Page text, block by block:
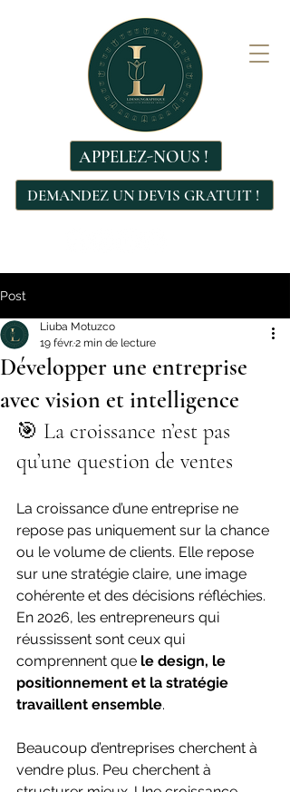
DEMANDEZ UN DEVIS GRATUIT !
APPELEZ-NOUS !
Post
Développer une entreprise
avec vision et intelligence
Liuba Motuzco
19 févr.2 min de lecture
🎯 La croissance n’est pas
qu’une question de ventes
La croissance d’une entreprise ne
repose pas uniquement sur la chance
ou le volume de clients. Elle repose
sur une stratégie claire, une image
cohérente et des décisions réfléchies.
En 2026, les entrepreneurs qui
réussissent sont ceux qui
comprennent que le design, le
positionnement et la stratégie
travaillent ensemble.
Beaucoup d’entreprises cherchent à
vendre plus. Peu cherchent à